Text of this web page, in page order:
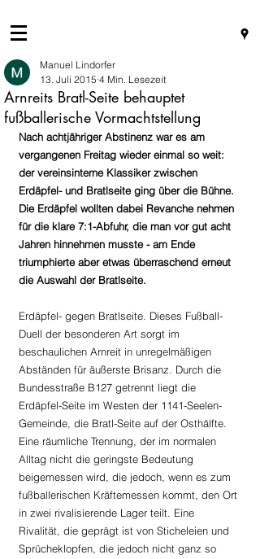
Arnreits Bratl-Seite behauptet
fußballerische Vormachtstellung
Manuel Lindorfer
13. Juli 2015 4 Min. Lesezeit
Nach achtjähriger Abstinenz war es am
vergangenen Freitag wieder einmal so weit:
der vereinsinterne Klassiker zwischen
Erdäpfel- und Bratlseite ging über die Bühne.
Die Erdäpfel wollten dabei Revanche nehmen
für die klare 7:1-Abfuhr, die man vor gut acht
Jahren hinnehmen musste - am Ende
triumphierte aber etwas überraschend erneut
die Auswahl der Bratlseite.
Erdäpfel- gegen Bratlseite. Dieses Fußball-
Duell der besonderen Art sorgt im
beschaulichen Arnreit in unregelmäßigen
Abständen für äußerste Brisanz. Durch die
Bundesstraße B127 getrennt liegt die
Erdäpfel-Seite im Westen der 1141-Seelen-
Gemeinde, die Bratl-Seite auf der Osthälfte.
Eine räumliche Trennung, der im normalen
Alltag nicht die geringste Bedeutung
beigemessen wird, die jedoch, wenn es zum
fußballerischen Kräftemessen kommt, den Ort
in zwei rivalisierende Lager teilt. Eine
Rivalität, die geprägt ist von Sticheleien und
Sprücheklopfen, die jedoch nicht ganz so